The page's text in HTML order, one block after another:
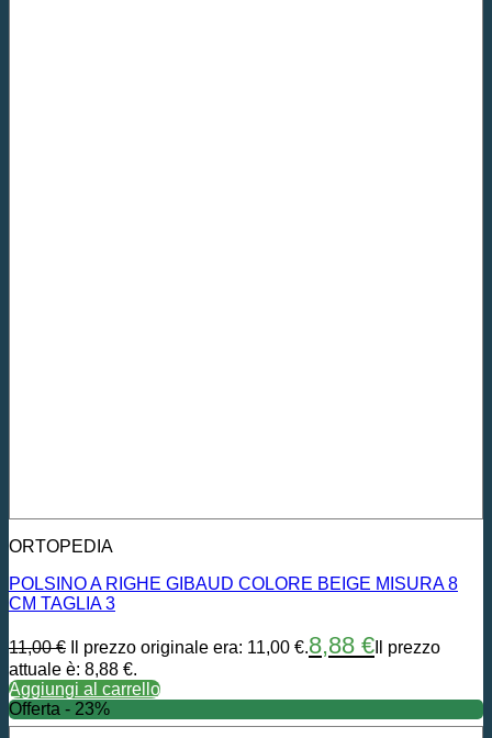
ORTOPEDIA
POLSINO A RIGHE GIBAUD COLORE BEIGE MISURA 8
CM TAGLIA 3
11,00€ Il prezzo originale era: 11,00 €.8,88 € Il prezzo
attuale è: 8,88 €.
Aggiungi al carrello
Offerta - 23%